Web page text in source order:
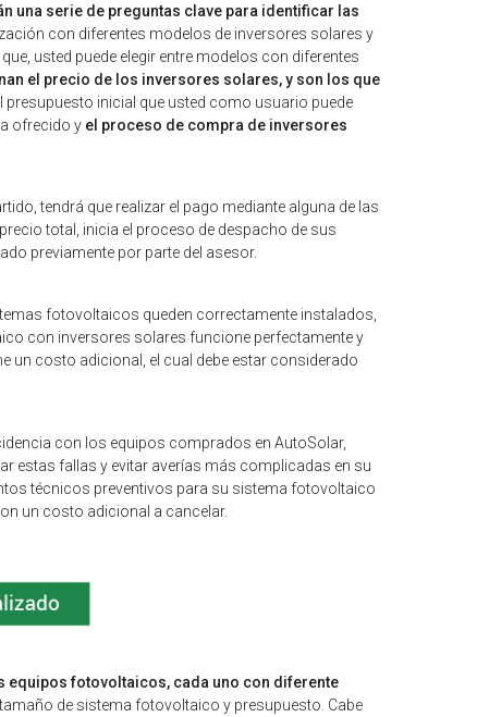
una serie de preguntas clave para identificar las
con diferentes modelos de inversores solares y
usted puede elegir entre modelos con diferentes
el precio de los inversores solares, y son los que
presupuesto inicial que usted como usuario puede
ofrecido y el proceso de compra de inversores
tendrá que realizar el pago mediante alguna de las
total, inicia el proceso de despacho de sus
previamente por parte del asesor.
fotovoltaicos queden correctamente instalados,
con inversores solares funcione perfectamente y
un costo adicional, el cual debe estar considerado
con los equipos comprados en AutoSolar,
estas fallas y evitar averías más complicadas en su
técnicos preventivos para su sistema fotovoltaico
un costo adicional a cancelar.
equipos fotovoltaicos, cada uno con diferente
de sistema fotovoltaico y presupuesto. Cabe